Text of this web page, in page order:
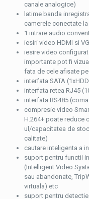
canale analogice)
latime banda
camerele conectate la
1 intrare audio
iesiri video HDMI si
iesire video
importante pot fi
fata de cele afisate
interfata SATA
interfata retea RJ45
interfata RS485
compresie video
H.264+ poate reduce
ul/capacitatea de
calitate)
cautare inteligenta a
suport pentru functii
(Intelligent Video
sau abandonate,
virtuala) etc
suport pentru